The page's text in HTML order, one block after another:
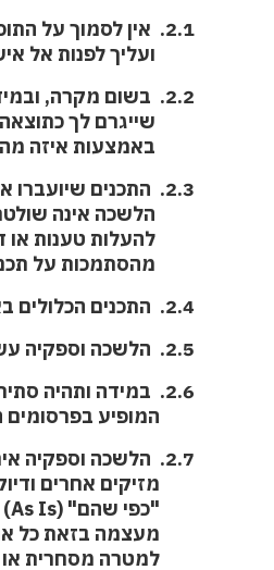
2.1. אין לסמוך על התוכן שמתפרסם באתר לצורך לקבלת החלטות כלכליות, כספיות, משפטיות, שמאיות ו/או אחרות
ועליך לפנות אל איש
2.2.
בשום מקרה,
שייגרם לך כתוצאה
באמצעות איזה
2.3.
התכנים שיועברו
הלשכה אינה שולטת
להעלות טענות או
מהסתמכות על
2.4.
התכנים הכלולים
2.5.
הלשכה וספקיה
2.6.
במידה ותהיה
המופיע בפרסומים
2.7.
הלשכה וספקיה
מזיקים אחרים ודיוק
"כפי שהם" (As Is) ו"ככל שיהיו זמינים" (As Available) ללא אחריות מכל סוג שהוא. הלשכה מסירה
מעצמה בזאת כל
למטרה מסחרית או